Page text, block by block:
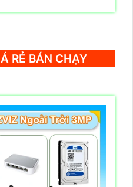
RẺ BÁN CHẠY